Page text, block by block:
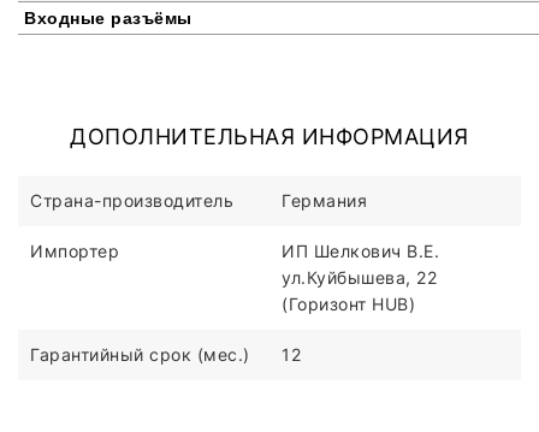
Входные разъёмы
ДОПОЛНИТЕЛЬНАЯ ИНФОРМАЦИЯ
Страна-производитель Германия
Импортер
ИП Шелкович В.Е.
ул.Куйбышева, 22
(Горизонт HUB)
Гарантийный срок (мес.) 12